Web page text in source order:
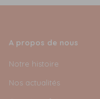
A propos de nous
Notre histoire
Nos actualités